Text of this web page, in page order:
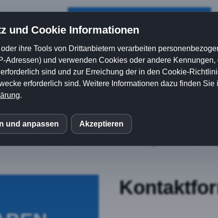
Anfragen haben wir dieses Kontaktformular
und IT-Schrott Entsorgung nutzen Sie das
speziell
keinen Fall für die Übersendung von nicht
Hiermit wird der Benutzung dafür widersprochen.
und Cookie Informationen
ihre Tools von Drittanbietern verarbeiten
Adressen) und verwenden Cookies oder andere Kennungen,
sind und zur Erreichung der in den Cookie-
erforderlich sind. Weitere Informationen dazu finden Sie
.
und anpassen Akzeptieren